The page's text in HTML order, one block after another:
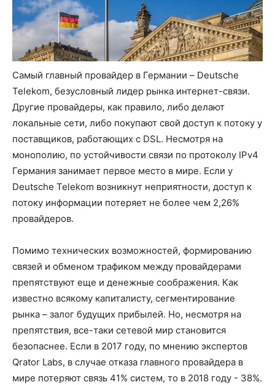
Самый главный провайдер в Германии – Deutsche
Telekom, безусловный лидер рынка интернет-связи.
Другие провайдеры, как правило, либо делают
локальные сети, либо покупают свой доступ к потоку у
поставщиков, работающих с DSL. Несмотря на
монополию, по устойчивости связи по протоколу IPv4
Германия занимает первое место в мире. Если у
Deutsche Telekom возникнут неприятности, доступ к
потоку информации потеряет не более чем 2,26%
провайдеров.
Помимо технических возможностей, формированию
связей и обменом трафиком между провайдерами
препятствуют еще и денежные соображения. Как
известно всякому капиталисту, сегментирование
рынка – залог будущих прибылей. Но, несмотря на
препятствия, все-таки сетевой мир становится
безопаснее. Если в 2017 году, по мнению экспертов
Qrator Labs, в случае отказа главного провайдера в
мире потеряют связь 41% систем, то в 2018 году - 38%.